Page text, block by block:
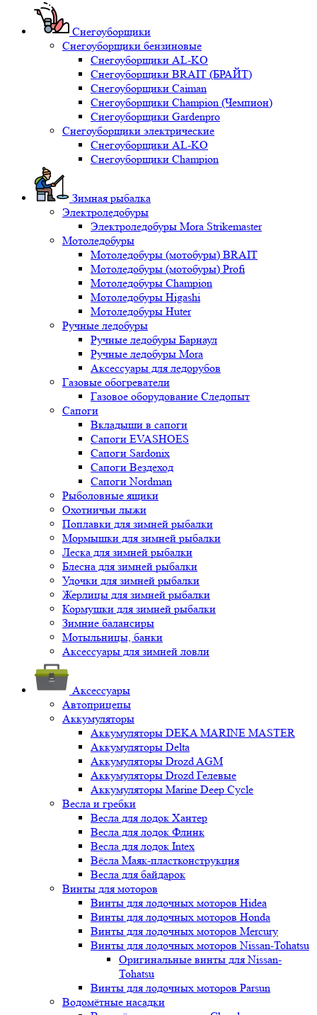
Снегоуборщики
Снегоуборщики бензиновые
Снегоуборщики AL-KO
Снегоуборщики BRAIT (БРАЙТ)
Снегоуборщики Caiman
Снегоуборщики Champion (Чемпион)
Снегоуборщики Gardenpro
Снегоуборщики электрические
Снегоуборщики AL-KO
Снегоуборщики Champion
Зимная рыбалка
Электроледобуры
Электроледобуры Mora Strikemaster
Мотоледобуры
Мотоледобуры (мотобуры) BRAIT
Мотоледобуры (мотобуры) Profi
Мотоледобуры Champion
Мотоледобуры Higashi
Мотоледобуры Huter
Ручные ледобуры
Ручные ледобуры Барнаул
Ручные ледобуры Mora
Аксессуары для ледорубов
Газовые обогреватели
Газовое оборудование Следопыт
Сапоги
Вкладыши в сапоги
Сапоги EVASHOES
Сапоги Sardonix
Сапоги Вездеход
Сапоги Nordman
Рыболовные ящики
Охотничьи лыжи
Поплавки для зимней рыбалки
Мормышки для зимней рыбалки
Леска для зимней рыбалки
Блесна для зимней рыбалки
Удочки для зимней рыбалки
Жерлицы для зимней рыбалки
Кормушки для зимней рыбалки
Зимние балансиры
Мотыльницы, банки
Аксессуары для зимней ловли
Аксессуары
Автоприцепы
Аккумуляторы
Аккумуляторы DEKA MARINE MASTER
Аккумуляторы Delta
Аккумуляторы Drozd AGM
Аккумуляторы Drozd Гелевые
Аккумуляторы Marine Deep Cycle
Весла и гребки
Весла для лодок Хантер
Весла для лодок Флинк
Весла для лодок Intex
Вёсла Маяк-пластконструкция
Весла для байдарок
Винты для моторов
Винты для лодочных моторов Hidea
Винты для лодочных моторов Honda
Винты для лодочных моторов Mercury
Винты для лодочных моторов Nissan-Tohatsu
Оригинальные винты для Nissan-
Tohatsu
Винты для лодочных моторов Parsun
Водомётные насадки